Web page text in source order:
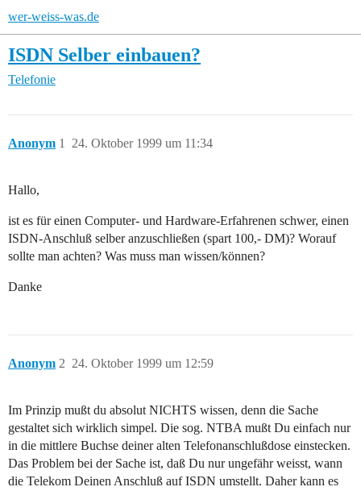
wer-weiss-was.de
ISDN Selber einbauen?
Telefonie
Anonym 24. Oktober 1999 um 11:34
1
Hallo,
ist es für einen Computer- und Hardware-Erfahrenen schwer, einen
ISDN-Anschluß selber anzuschließen (spart 100,- DM)? Worauf
sollte man achten? Was muss man wissen/können?
Danke
Anonym 24. Oktober 1999 um 12:59
2
Im Prinzip mußt du absolut NICHTS wissen, denn die Sache
gestaltet sich wirklich simpel. Die sog. NTBA mußt Du einfach nur
in die mittlere Buchse deiner alten Telefonanschlußdose einstecken.
Das Problem bei der Sache ist, daß Du nur ungefähr weisst, wann
die Telekom Deinen Anschluß auf ISDN umstellt. Daher kann es